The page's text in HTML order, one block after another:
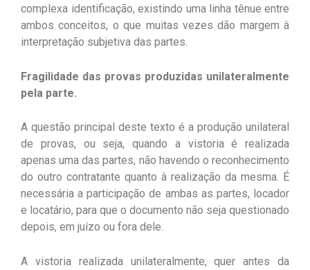
complexa identificação, existindo uma linha tênue entre
ambos conceitos, o que muitas vezes dão margem à
interpretação subjetiva das partes.
Fragilidade das provas produzidas unilateralmente
pela parte.
A questão principal deste texto é a produção unilateral
de provas, ou seja, quando a vistoria é realizada
apenas uma das partes, não havendo o reconhecimento
do outro contratante quanto à realização da mesma. É
necessária a participação de ambas as partes, locador
e locatário, para que o documento não seja questionado
depois, em juízo ou fora dele.
A vistoria realizada unilateralmente, quer antes da